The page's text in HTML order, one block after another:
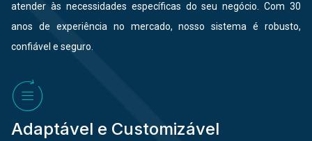
atender às necessidades específicas do seu negócio. Com 30
anos de experiência no mercado, nosso sistema é robusto,
confiável e seguro.
Adaptável e Customizável